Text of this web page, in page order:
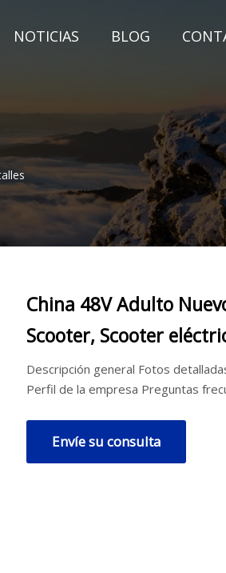
NOTICIAS BLOG
China 48V Adulto
Scooter, Scooter
Descripción general Fotos
Envíe su consulta